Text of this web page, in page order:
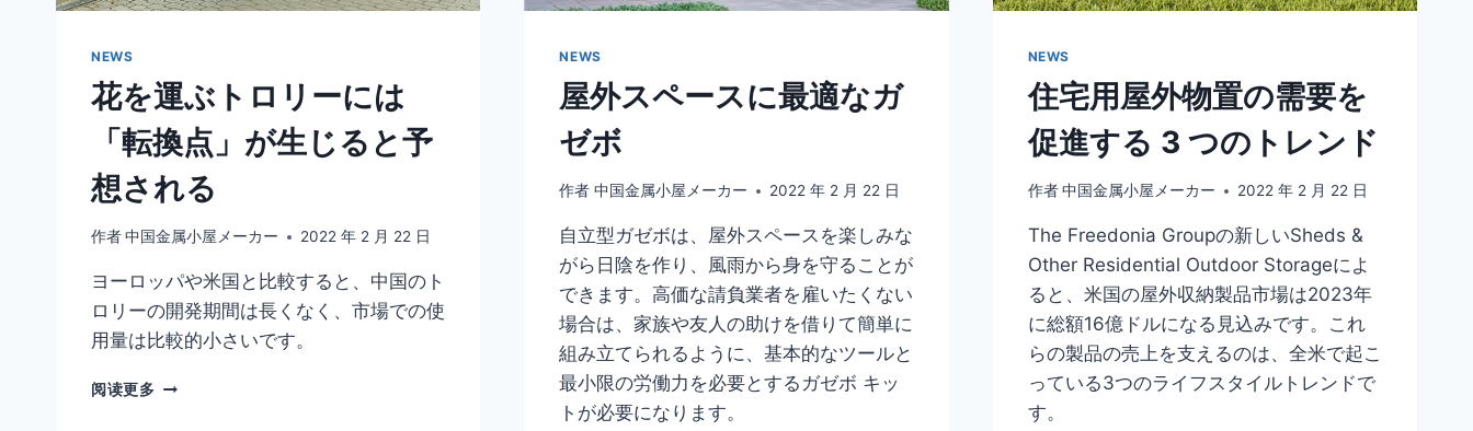
NEWS
花を運ぶトロリーには
「転換点」が生じると予
想される
作者中国金属小屋メーカー 2022 年 2 月 22 日
ヨーロッパや米国と比較すると、中国のト
ロリーの開発期間は長くなく、市場での使
用量は比較的小さいです。
阅读更多
NEWS
屋外スペースに最適なガ
ゼボ
作者 中国金属小屋メーカー 2022 年 2 月 22 日
自立型ガゼボは、屋外スペースを楽しみな
がら日陰を作り、風雨から身を守ることが
できます。高価な請負業者を雇いたくない
場合は、家族や友人の助けを借りて簡単に
組み立てられるように、基本的なツールと
最小限の労働力を必要とするガゼボ キッ
トが必要になります。
NEWS
住宅用屋外物置の需要を
促進する 3 つのトレンド
作者 中国金属小屋メーカー 2022 年 2 月 22 日
The Freedonia Groupの新しいSheds &
Other Residential Outdoor Storageによ
ると、米国の屋外収納製品市場は2023年
に総額16億ドルになる見込みです。これ
らの製品の売上を支えるのは、全米で起こ
っている3つのライフスタイルトレンドで
す。